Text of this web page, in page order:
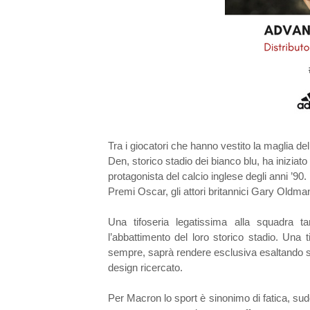
Tra i giocatori che hanno vestito la maglia
Den, storico stadio dei bianco blu, ha
protagonista del calcio inglese degli anni
Premi Oscar, gli attori britannici Gary
Una tifoseria legatissima alla squadra
l’abbattimento del loro storico stadio.
sempre, saprà rendere esclusiva esaltando
design ricercato.
Per Macron lo sport è sinonimo di fatica,